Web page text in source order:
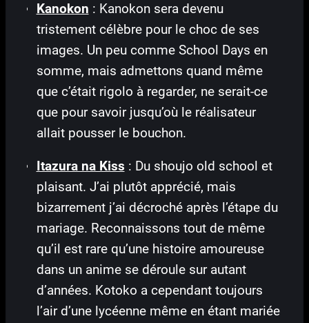
Kanokon : Kanokon sera devenu
tristement célèbre pour le choc de ses
images. Un peu comme School Days en
somme, mais admettons quand même
que c’était rigolo à regarder, ne serait-ce
que pour savoir jusqu’où le réalisateur
allait pousser le bouchon.
Itazura na Kiss : Du shoujo old school et
plaisant. J’ai plutôt apprécié, mais
bizarrement j’ai décroché après l’étape du
mariage. Reconnaissons tout de même
qu’il est rare qu’une histoire amoureuse
dans un anime se déroule sur autant
d’années. Kotoko a cependant toujours
l’air d’une lycéenne même en étant mariée